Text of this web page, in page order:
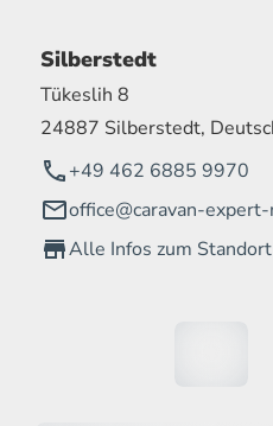
Silberstedt
Tükeslih 8
24887 Silberstedt,
+49 462 6885 9970
office@caravan-
Alle Infos zum Standort